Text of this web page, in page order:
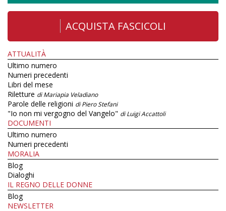
ACQUISTA FASCICOLI
ATTUALITÀ
Ultimo numero
Numeri precedenti
Libri del mese
Riletture di Mariapia Veladiano
Parole delle religioni di Piero Stefani
"Io non mi vergogno del Vangelo" di Luigi Accattoli
DOCUMENTI
Ultimo numero
Numeri precedenti
MORALIA
Blog
Dialoghi
IL REGNO DELLE DONNE
Blog
NEWSLETTER